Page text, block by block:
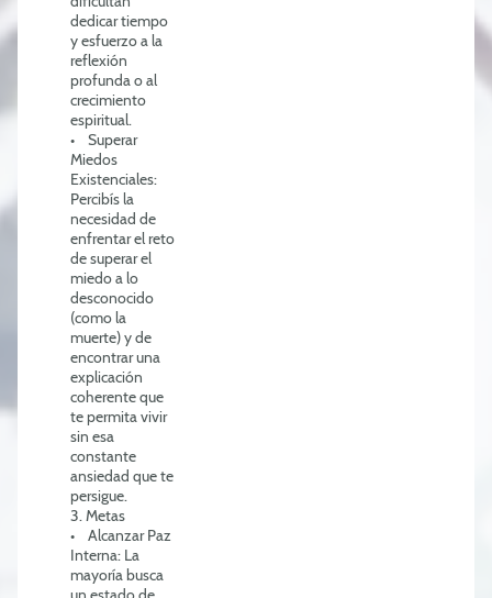
dedicar tiempo
y esfuerzo a la
reflexión
profunda o al
crecimiento
espiritual.
• Superar
Miedos
Existenciales:
Percibís la
necesidad de
enfrentar el reto
de superar el
miedo a lo
desconocido
(como la
muerte) y de
encontrar una
explicación
coherente que
te permita vivir
sin esa
constante
ansiedad que te
persigue.
3. Metas
• Alcanzar Paz
Interna: La
mayoría busca